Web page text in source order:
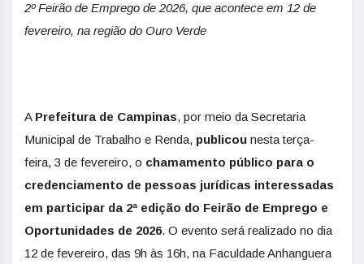
2º Feirão de Emprego de 2026, que acontece em 12 de
fevereiro, na região do Ouro Verde
A Prefeitura de Campinas, por meio da Secretaria
Municipal de Trabalho e Renda, publicou nesta terça-
feira, 3 de fevereiro, o chamamento público para o
credenciamento de pessoas jurídicas interessadas
em participar da 2ª edição do Feirão de Emprego e
Oportunidades de 2026. O evento será realizado no dia
12 de fevereiro, das 9h às 16h, na Faculdade Anhanguera